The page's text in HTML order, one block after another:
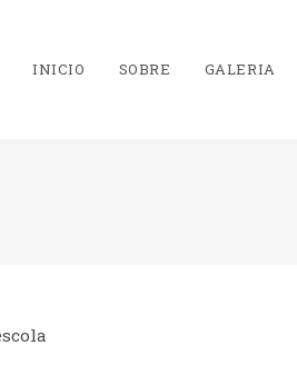
INICIO SOBRE GALERIA